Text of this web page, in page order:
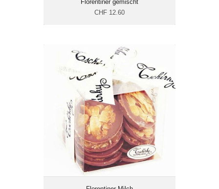
Florentiner gemischt
CHF 12.60
Florentiner Milch
CHF 12.60
Gewicht: 150 g
Energie: 614.3 kcal/100g